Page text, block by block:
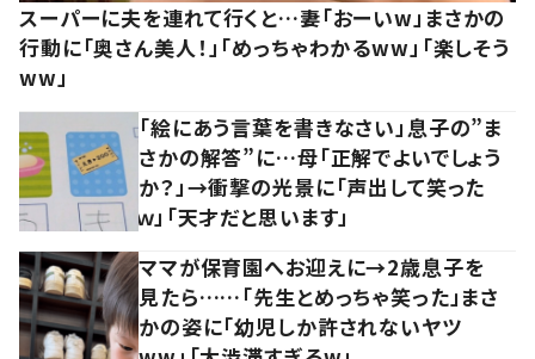
スーパーに夫を連れて行くと…妻「おーいw」まさかの
行動に「奥さん美人！」「めっちゃわかるww」「楽しそう
ww」
「絵にあう言葉を書きなさい」息子の”ま
さかの解答”に…母「正解でよいでしょう
か？」→衝撃の光景に「声出して笑った
ｗ」「天才だと思います」
ママが保育園へお迎えに→2歳息子を
見たら……「先生とめっちゃ笑った」まさ
かの姿に「幼児しか許されないヤツ